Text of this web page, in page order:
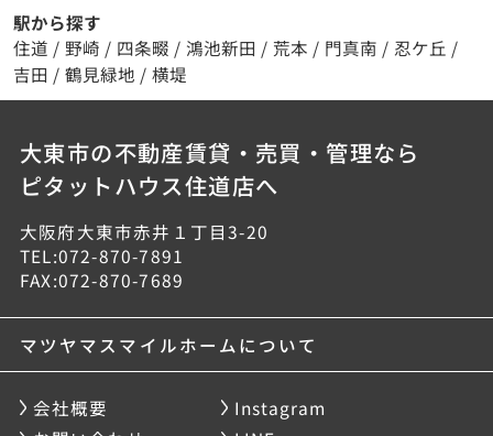
駅から探す
住道 / 野崎 / 四条畷 / 鴻池新田 / 荒本 / 門真南 / 忍ケ丘 /
吉田 / 鶴見緑地 / 横堤
大東市の不動産賃貸・売買・管理なら
ピタットハウス住道店へ
大阪府大東市赤井１丁目3-20
TEL:072-870-7891
FAX:072-870-7689
マツヤマスマイルホームについて
会社概要
Instagram